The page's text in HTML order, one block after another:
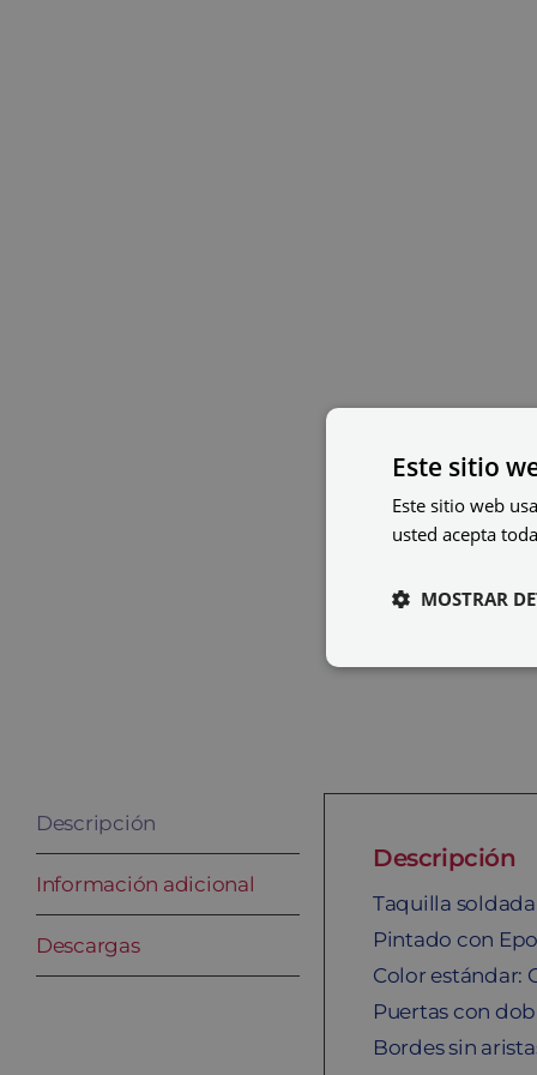
Descripción
Información adicional
Descargas
Descripción
Taquilla
Pintado con
Color estándar:
Puertas con
Bordes sin
Este sitio
Este sitio web
usted acepta
MOSTRAR